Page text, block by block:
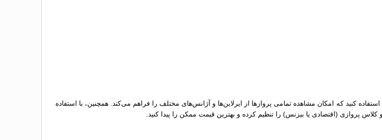
استفاده کنید که امکان مشاهده تمامی پروازها از ایرلاین‌ها و آژانس‌های مختلف را فراهم می‌کند. همچنین، با استفاده
پروازی (اقتصادی یا بیزنس) را تنظیم کرده و بهترین قیمت ممکن را پیدا کنید.